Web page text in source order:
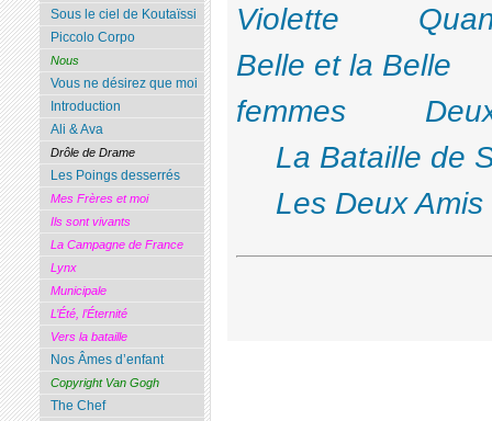
Violette
Belle et la Belle
femmes
La Bataille de
Les Deux Amis
Sous le ciel de Koutaïssi
Piccolo Corpo
Nous
Vous ne désirez que moi
Introduction
Ali & Ava
Drôle de Drame
Les Poings desserrés
Mes Frères et moi
Ils sont vivants
La Campagne de France
Lynx
Municipale
L’Été, l’Éternité
Vers la bataille
Nos Âmes d’enfant
Copyright Van Gogh
The Chef